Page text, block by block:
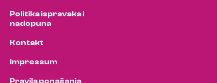
Politika ispravaka i
nadopuna
Kontakt
Impressum
Pravila ponašanja